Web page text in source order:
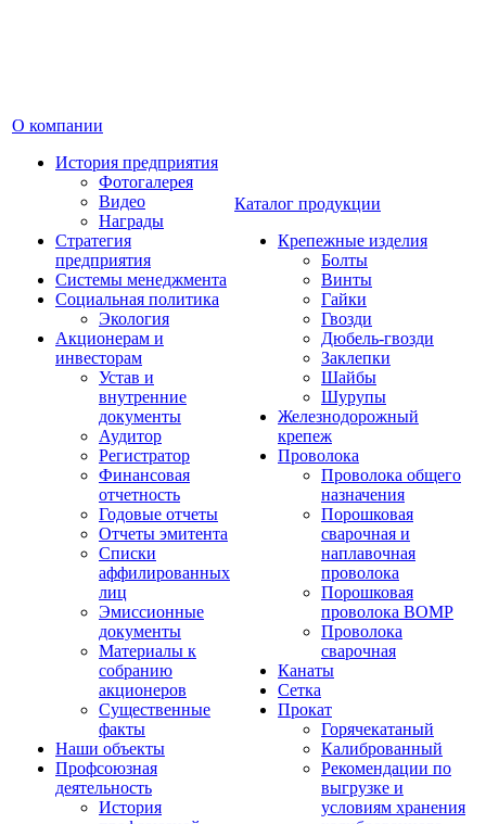
О компании
История предприятия
Фотогалерея
Видео
Награды
Стратегия
предприятия
Системы менеджмента
Социальная политика
Экология
Акционерам и
инвесторам
Устав и
внутренние
документы
Аудитор
Регистратор
Финансовая
отчетность
Годовые отчеты
Отчеты эмитента
Списки
аффилированных
лиц
Эмиссионные
документы
Материалы к
собранию
акционеров
Существенные
факты
Наши объекты
Профсоюзная
деятельность
История
Каталог продукции
Крепежные изделия
Болты
Винты
Гайки
Гвозди
Дюбель-гвозди
Заклепки
Шайбы
Шурупы
Железнодорожный
крепеж
Проволока
Проволока общего
назначения
Порошковая
сварочная и
наплавочная
проволока
Порошковая
проволока ВОМР
Проволока
сварочная
Канаты
Сетка
Прокат
Горячекатаный
Калиброванный
Рекомендации по
выгрузке и
условиям хранения